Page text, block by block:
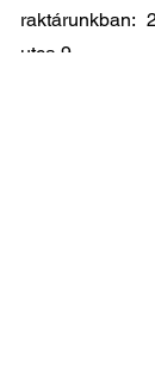
raktárunkban:
utca 9.